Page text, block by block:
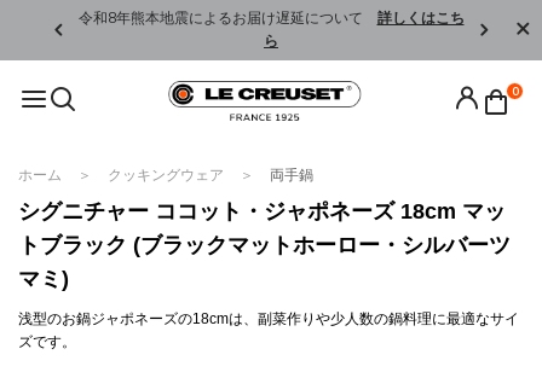
令和8年熊本地震によるお届け遅延について 詳しくはこち
ら
0
ホーム クッキングウェア 両手鍋
シグニチャー ココット・ジャポネーズ 18cm マッ
トブラック (ブラックマットホーロー・シルバーツ
マミ)
浅型のお鍋ジャポネーズの18cmは、副菜作りや少人数の鍋料理に最適なサイ
ズです。